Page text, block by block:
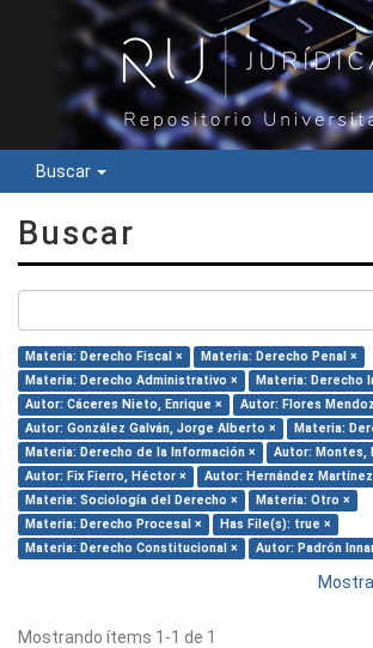
Buscar
Buscar
Materia: Derecho Fiscal ×
Materia: Derecho Penal ×
Materia: Derecho Administrativo ×
Materia: Derecho
Autor: Cáceres Nieto, Enrique ×
Autor: Flores
Autor: González Galván, Jorge Alberto ×
Materia:
Materia: Derecho de la Información ×
Autor: Montes,
Autor: Fix Fierro, Héctor ×
Autor: Hernández
Materia: Sociología del Derecho ×
Materia: Otro ×
Materia: Derecho Procesal ×
Has File(s): true ×
Materia: Derecho Constitucional ×
Autor: Padrón
Mostrando ítems 1-1 de 1